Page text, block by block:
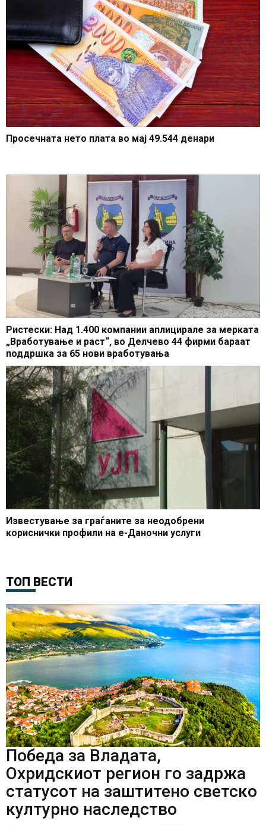
Просечната нето плата во мај 49.544 денари
Ристески: Над 1.400 компании аплицирале за мерката
„Вработување и раст“, во Делчево 44 фирми бараат
поддршка за 65 нови вработувања
Известување за граѓаните за неодобрени
кориснички профили на е-Даночни услуги
ТОП ВЕСТИ
Победа за Владата,
Охридскиот регион го задржа
статусот на заштитено светско
културно наследство